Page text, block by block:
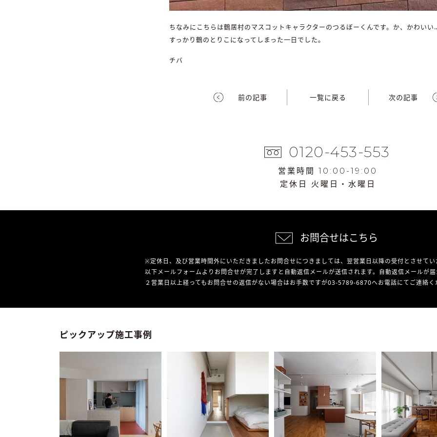
ちなみにこちらは鶴居村のマスコットキャラクターのつるぼーくんです。か、かわい
すっかり鶴のとりこになってしまった一日でした。
チバ
前の記事 一覧に戻る 次の記事
0120-453-553
営業時間 10:00-19:00
定休日 火曜日・水曜日
お問合せはこちら
※定休日、及び営業時間外にいただきましたお問合せにつきましては、翌営業日以降の受付とさせて
以下メールフォームよりお問合せが完了しますと自動返信メールが送信されます。自動返信メールが
２営業日以上経ってもお問合せの返信がない場合はお手数ですが03-5789-6870へお電話にてご連絡く
ピックアップ施工事例